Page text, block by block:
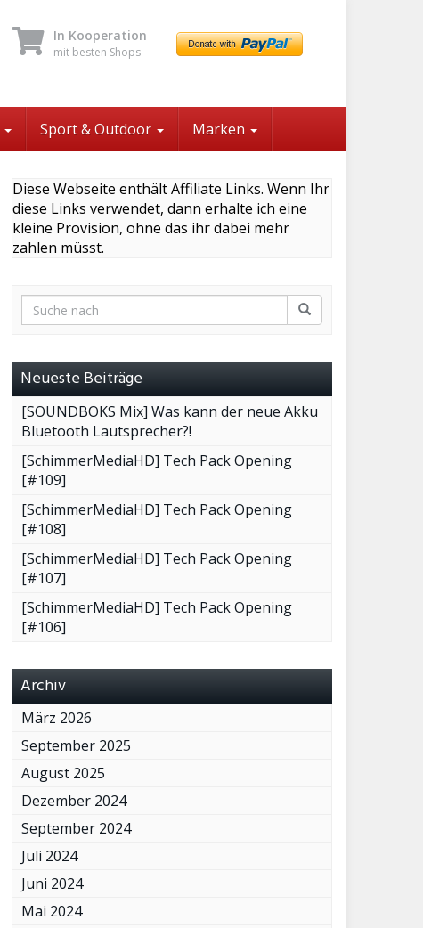
In Kooperation
mit besten Shops
Sport & Outdoor Marken
Diese Webseite enthält Affiliate Links. Wenn Ihr
diese Links verwendet, dann erhalte ich eine
kleine Provision, ohne das ihr dabei mehr
zahlen müsst.
Neueste Beiträge
[SOUNDBOKS Mix] Was kann der neue Akku
Bluetooth Lautsprecher?!
[SchimmerMediaHD] Tech Pack Opening
[#109]
[SchimmerMediaHD] Tech Pack Opening
[#108]
[SchimmerMediaHD] Tech Pack Opening
[#107]
[SchimmerMediaHD] Tech Pack Opening
[#106]
Archiv
März 2026
September 2025
August 2025
Dezember 2024
September 2024
Juli 2024
Juni 2024
Mai 2024